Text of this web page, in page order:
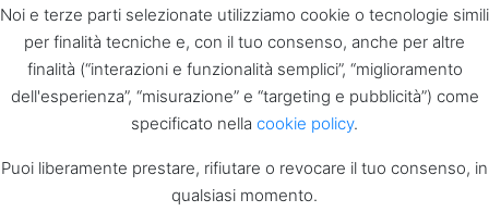
Noi e terze parti selezionate utilizziamo cookie o tecnologie simili
per finalità tecniche e, con il tuo consenso, anche per altre
finalità (“interazioni e funzionalità semplici”, “miglioramento
dell'esperienza”, “misurazione” e “targeting e pubblicità”) come
specificato nella cookie policy.
Puoi liberamente prestare, rifiutare o revocare il tuo consenso, in
qualsiasi momento.